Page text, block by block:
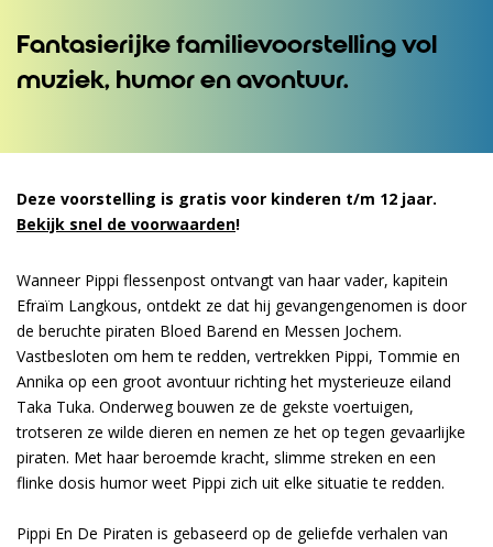
Fantasierijke familievoorstelling vol
muziek, humor en avontuur.
Deze voorstelling is gratis voor kinderen t/m 12 jaar.
Bekijk snel de voorwaarden!
Wanneer Pippi flessenpost ontvangt van haar vader, kapitein
Efraïm Langkous, ontdekt ze dat hij gevangengenomen is door
de beruchte piraten Bloed Barend en Messen Jochem.
Vastbesloten om hem te redden, vertrekken Pippi, Tommie en
Annika op een groot avontuur richting het mysterieuze eiland
Taka Tuka. Onderweg bouwen ze de gekste voertuigen,
trotseren ze wilde dieren en nemen ze het op tegen gevaarlijke
piraten. Met haar beroemde kracht, slimme streken en een
flinke dosis humor weet Pippi zich uit elke situatie te redden.
Pippi En De Piraten is gebaseerd op de geliefde verhalen van